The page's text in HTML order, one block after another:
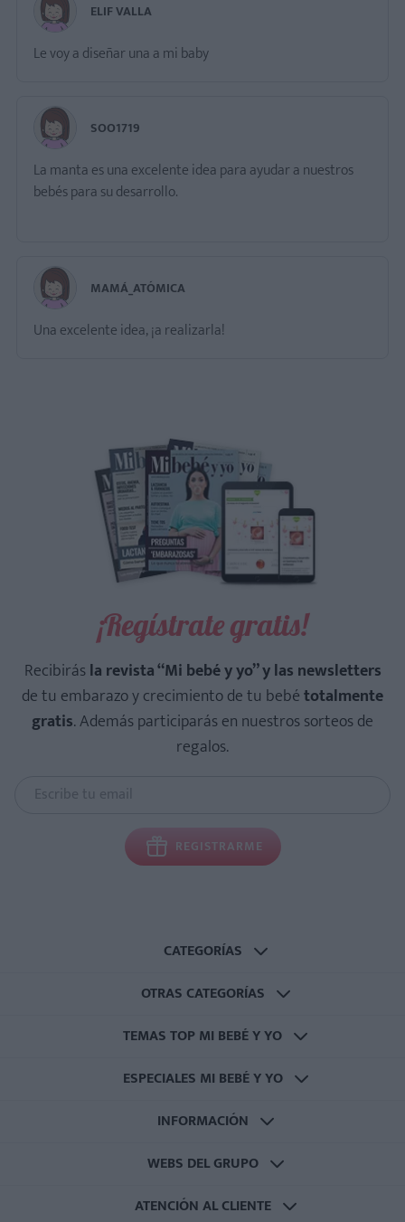
ELIF VALLA
Le voy a diseñar una a mi baby
SOO1719
La manta es una excelente idea para ayudar a nuestros
bebés para su desarrollo.
MAMÁ_ATÓMICA
Una excelente idea, ¡a realizarla!
¡Regístrate gratis!
Recibirásla revista “Mi bebé y yo” y las newsletters
de tu embarazo y crecimiento de tu bebétotalmente
gratis. Además participarás en nuestros sorteos de
regalos.
REGISTRARME
CATEGORÍAS
OTRAS CATEGORÍAS
TEMAS TOP MI BEBÉ Y YO
ESPECIALES MI BEBÉ Y YO
INFORMACIÓN
WEBS DEL GRUPO
ATENCIÓN AL CLIENTE